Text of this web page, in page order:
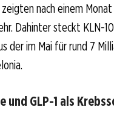
nach einem
Dahinter steckt KLN-
der im Mai für rund 7
und GLP-1 als